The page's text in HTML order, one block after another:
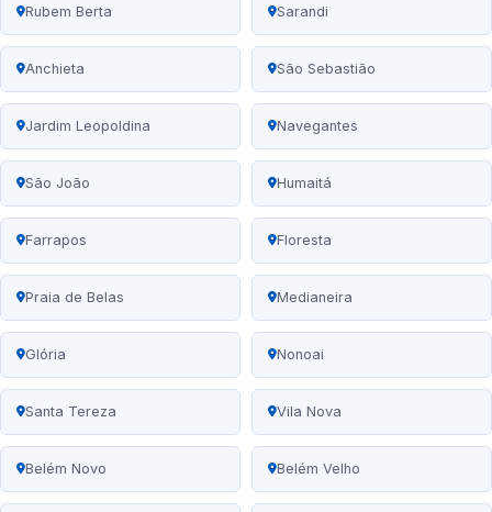
Rubem Berta Sarandi
Anchieta São Sebastião
Jardim Leopoldina Navegantes
São João Humaitá
Farrapos Floresta
Praia de Belas Medianeira
Glória Nonoai
Santa Tereza Vila Nova
Belém Novo Belém Velho